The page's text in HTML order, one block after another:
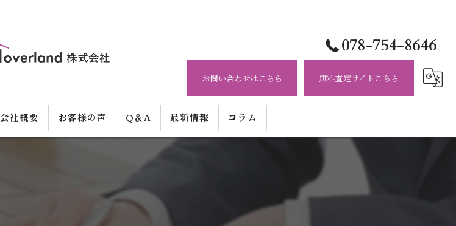
078-754-8646
お問い合わせはこちら 無料査定サイトこちら
会社概要 お客様の声 Q＆A 最新情報 コラム